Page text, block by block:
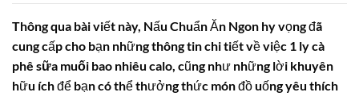
Thông qua bài viết này, Nấu Chuẩn Ăn Ngon hy vọng đã
cung cấp cho bạn những thông tin chi tiết về việc 1 ly cà
phê sữa muối bao nhiêu calo, cũng như những lời khuyên
hữu ích để bạn có thể thưởng thức món đồ uống yêu thích